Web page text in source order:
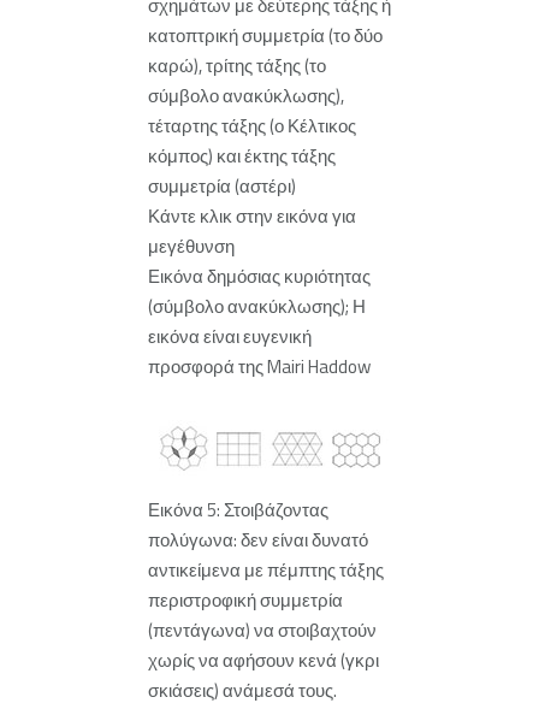
σχημάτων με δεύτερης τάξης ή
κατοπτρική συμμετρία (το δύο
καρώ), τρίτης τάξης (το
σύμβολο ανακύκλωσης),
τέταρτης τάξης (ο Κέλτικος
κόμπος) και έκτης τάξης
συμμετρία (αστέρι)
Κάντε κλικ στην εικόνα για
μεγέθυνση
Εικόνα δημόσιας κυριότητας
(σύμβολο ανακύκλωσης); Η
εικόνα είναι ευγενική
προσφορά της Mairi Haddow
Εικόνα 5: Στοιβάζοντας
πολύγωνα: δεν είναι δυνατό
αντικείμενα με πέμπτης τάξης
περιστροφική συμμετρία
(πεντάγωνα) να στοιβαχτούν
χωρίς να αφήσουν κενά (γκρι
σκιάσεις) ανάμεσά τους.